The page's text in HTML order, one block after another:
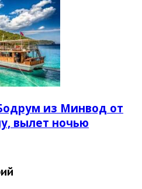
из Минвод от
вылет ночью